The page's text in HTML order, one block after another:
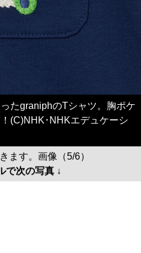
たgraniphのTシャツ。胸ポケ
(C)NHK･NHKエデュケーシ
ます。画像（5/6）
で次の写真 ↓